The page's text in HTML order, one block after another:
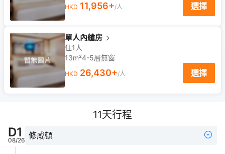
HKD 11,956+/人 選擇
單人內艙房
住1人
13m²4-5層無窗
HKD 26,430+/人 選擇
11天行程
D1
08/26 修咸頓